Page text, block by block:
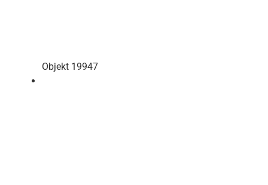
Objekt 19947